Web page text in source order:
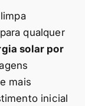
qualquer
solar por
mais
inicial